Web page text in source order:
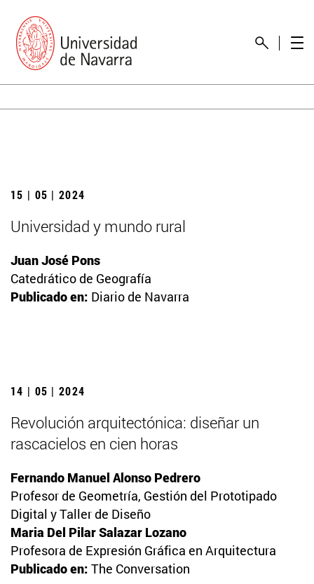
15 | 05 | 2024
Universidad y mundo rural
Juan José Pons
Catedrático de Geografía
Publicado en: Diario de Navarra
14 | 05 | 2024
Revolución arquitectónica: diseñar un
rascacielos en cien horas
Fernando Manuel Alonso Pedrero
Profesor de Geometría, Gestión del Prototipado
Digital y Taller de Diseño
Maria Del Pilar Salazar Lozano
Profesora de Expresión Gráfica en Arquitectura
Publicado en: The Conversation